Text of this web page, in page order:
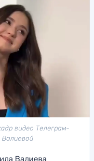
видео Телеграм-
Валиевой
Валиева